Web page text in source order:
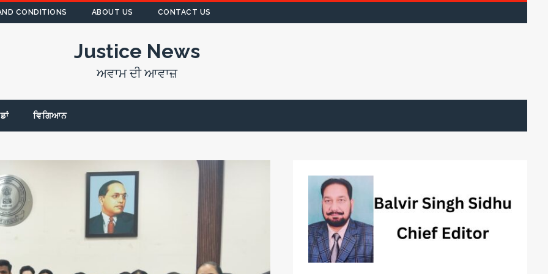
CONDITIONS ABOUT US CONTACT US
Justice News
ਅਵਾਮ ਦੀ ਆਵਾਜ਼
ਵਿਗਿਆਨ